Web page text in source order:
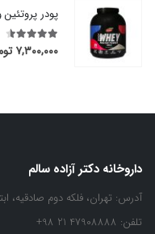
پودر پروتئین وی
۷,۳۰۰,۰۰۰
داروخانه دکتر آزاده سالم
آدرس: تهران، فلکه دوم صادقیه،
تلفن: 47908888 21 98+